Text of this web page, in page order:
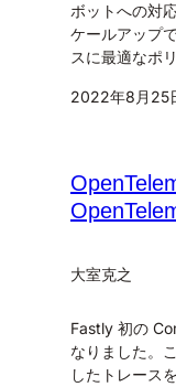
ボットへの対
ケールアップ
スに最適なポ
2022年8月25
大室克之
Fastly 初の
なりました。
したトレース